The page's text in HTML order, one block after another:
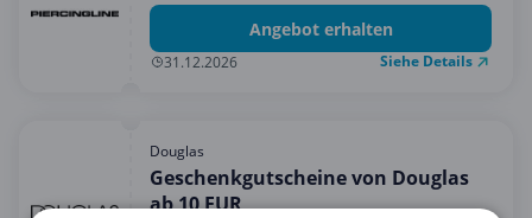
Angebot erhalten
31.12.2026 Siehe Details
Douglas
Geschenkgutscheine von Douglas
ab 10 EUR